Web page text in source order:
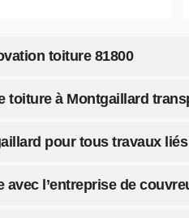
toiture 81800
toiture à Montgaillard
pour tous travaux
avec l’entreprise de